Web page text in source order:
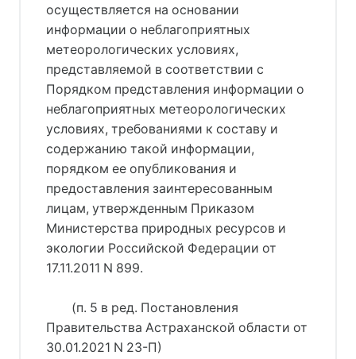
осуществляется на основании
информации о неблагоприятных
метеорологических условиях,
представляемой в соответствии с
Порядком представления информации о
неблагоприятных метеорологических
условиях, требованиями к составу и
содержанию такой информации,
порядком ее опубликования и
предоставления заинтересованным
лицам, утвержденным Приказом
Министерства природных ресурсов и
экологии Российской Федерации от
17.11.2011 N 899.
(п. 5 в ред. Постановления
Правительства Астраханской области от
30.01.2021 N 23-П)